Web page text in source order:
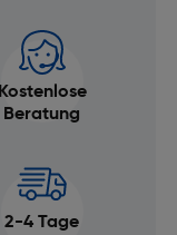
Kostenlose
Beratung
2-4 Tage